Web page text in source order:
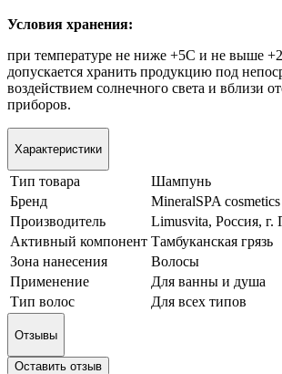
Условия хранения:
при температуре не ниже +5С и не выше
допускается хранить продукцию под
воздействием солнечного света и вблизи
приборов.
Характеристики
Тип товара
Шампунь
Бренд
MineralSPA cosmetics
Производитель
Limusvita, Россия, г.
Активный компонент Тамбуканская грязь
Зона нанесения
Волосы
Применение
Для ванны и душа
Тип волос
Для всех типов
Отзывы
Оставить отзыв